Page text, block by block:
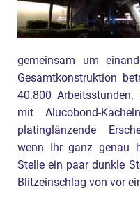
gemeinsam um
Gesamtkonstruktion
40.800
mit Alucobond-
platinglänzende
wenn Ihr ganz genau
Stelle ein paar dunkle
Blitzeinschlag von vor